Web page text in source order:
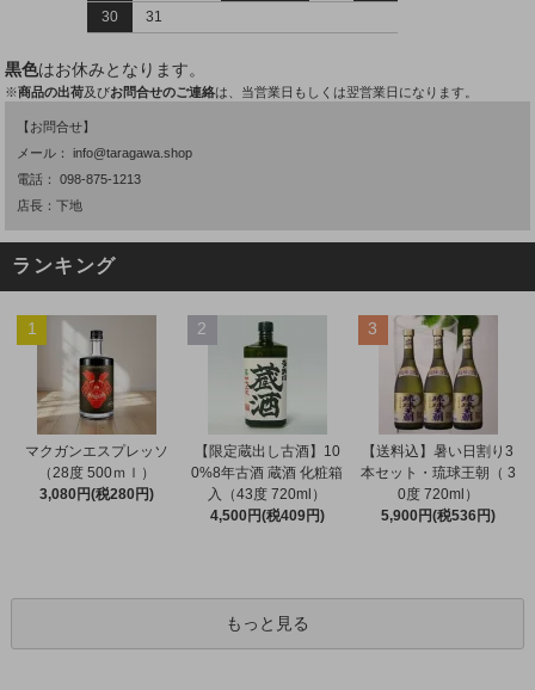
30
31
黒色はお休みとなります。
※商品の出荷及びお問合せのご連絡は、当営業日もしくは翌営業日になります。
【お問合せ】
メール：info@taragawa.shop
電話：098-875-1213
店長：下地
ランキング
1
マクガンエスプレッソ
（28度 500ｍｌ）
3,080円(税280円)
2
【限定蔵出し古酒】10
0%8年古酒 蔵酒 化粧箱
入（43度 720ml）
4,500円(税409円)
3
【送料込】暑い日割り3
本セット・琉球王朝（ 3
0度 720ml）
5,900円(税536円)
もっと見る